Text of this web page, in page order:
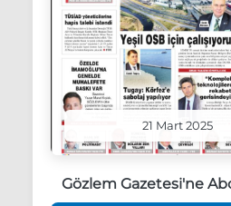
21 Mart 2025
Gözlem Gazetesi'ne